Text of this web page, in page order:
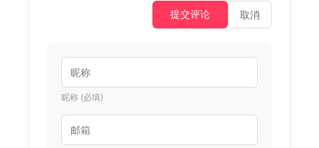
提交评论 取消
昵称 (必填)